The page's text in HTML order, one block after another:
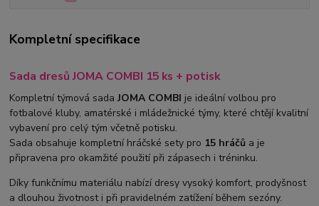
Kompletní specifikace
Sada dresů JOMA COMBI 15 ks + potisk
Kompletní týmová sadaJOMA COMBI je ideální volbou pro
fotbalové kluby, amatérské i mládežnické týmy, které chtějí kvalitní
vybavení pro celý tým včetně potisku.
Sada obsahuje kompletní hráčské sety pro 15 hráčů a je
připravena pro okamžité použití při zápasech i tréninku.
Díky funkčnímu materiálu nabízí dresy vysoký komfort, prodyšnost
a dlouhou životnost i při pravidelném zatížení během sezóny.